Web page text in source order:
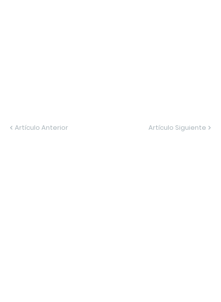
Artículo Anterior Artículo Siguiente